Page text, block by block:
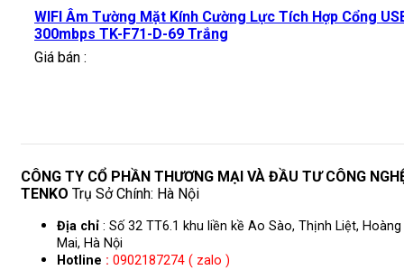
WIFI Âm Tường Mặt Kính Cường Lực Tích Hợp Cổng
300mbps TK-F71-D-69 Trắng
Giá bán :
CÔNG TY CỔ PHẦN THƯƠNG MẠI VÀ ĐẦU TƯ CÔNG
TENKO Trụ Sở Chính: Hà Nội
Địa chỉ : Số 32 TT6.1 khu liền kề Ao Sào, Thịnh Liệt, Hoàng
Mai, Hà Nội
Hotline : 0902187274 ( zalo )